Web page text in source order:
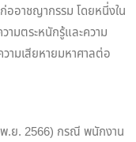
ออาชญากรรม โดยหนี่งใน
ามตระหนักรู้และความ
วามเสียหายมหาศาลต่อ
พ.ย. 2566) กรณี พนักงาน